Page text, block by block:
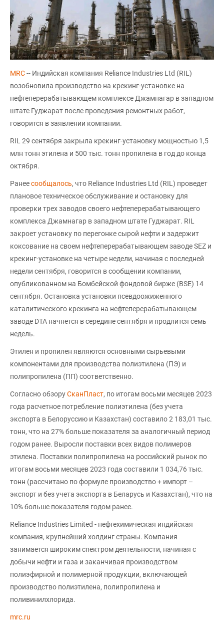
MRC-- Индийская компания Reliance Industries Ltd (RIL)
возобновила производство на крекинг-установке на
нефтеперерабатывающем комплексе Джамнагар в западном
штате Гуджарат после проведения ремонтных работ,
говорится в заявлении компании.
RIL 29 сентября закрыла крекинг-установку мощностью 1,5
млн тонн этилена и 500 тыс. тонн пропилена в год до конца
октября.
Ранеесообщалось, что Reliance Industries Ltd (RIL) проведет
плановое техническое обслуживание и остановку для
проверки трех заводов своего нефтеперерабатывающего
комплекса Джамнагар в западном штате Гуджарат. RIL
закроет установку по перегонке сырой нефти и задержит
коксование на своем нефтеперерабатывающем заводе SEZ и
крекинг-установке на четыре недели, начиная с последней
недели сентября, говорится в сообщении компании,
опубликованном на Бомбейской фондовой бирже (BSE) 14
сентября. Остановка установки псевдоожиженного
каталитического крекинга на нефтеперерабатывающем
заводе DTA начнется в середине сентября и продлится семь
недель.
Этилен и пропилен являются основными сырьевыми
компонентами для производства полиэтилена (ПЭ) и
полипропилена (ПП) соответственно.
Согласно обзоруСканПласт, по итогам восьми месяцев 2023
года расчетное потребление полиэтилена (без учета
экспорта в Белоруссию и Казахстан) составило 2 183,01 тыс.
тонн, что на 27% больше показателя за аналогичный период
годом ранее. Выросли поставки всех видов полимеров
этилена. Поставки полипропилена на российский рынок по
итогам восьми месяцев 2023 года составили 1 034,76 тыс.
тонн (рассчитано по формуле производство + импорт –
экспорт и без учета экспорта в Беларусь и Казахстан), что на
10% больше показателя годом ранее.
Reliance Industries Limited - нефтехимическая индийская
компания, крупнейший холдинг страны. Компания
занимается широким спектром деятельности, начиная с
добычи нефти и газа и заканчивая производством
полиэфирной и полимерной продукции, включающей
производство полиэтилена, полипропилена и
поливинилхлорида.
mrc.ru